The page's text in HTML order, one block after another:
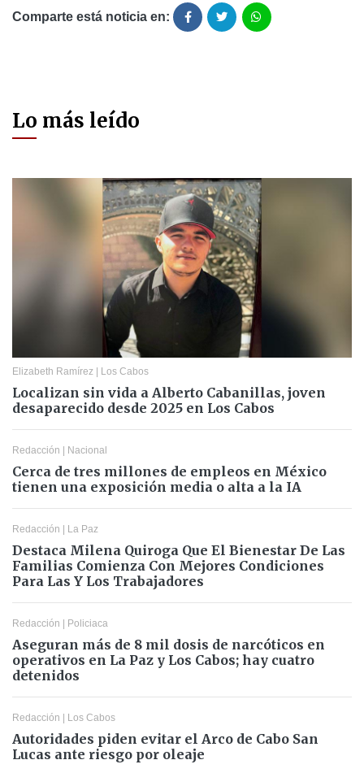
Comparte está noticia en:
Lo más leído
Elizabeth Ramírez | Los Cabos
Localizan sin vida a Alberto Cabanillas, joven
desaparecido desde 2025 en Los Cabos
Redacción | Nacional
Cerca de tres millones de empleos en México
tienen una exposición media o alta a la IA
Redacción | La Paz
Destaca Milena Quiroga Que El Bienestar De Las
Familias Comienza Con Mejores Condiciones
Para Las Y Los Trabajadores
Redacción | Policiaca
Aseguran más de 8 mil dosis de narcóticos en
operativos en La Paz y Los Cabos; hay cuatro
detenidos
Redacción | Los Cabos
Autoridades piden evitar el Arco de Cabo San
Lucas ante riesgo por oleaje